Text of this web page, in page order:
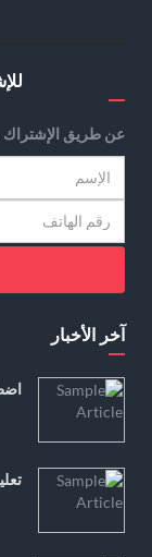
عن طريق الإشتراك
آخر الأخبار